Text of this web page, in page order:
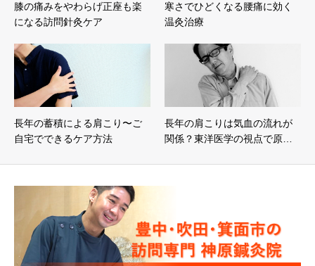
膝の痛みをやわらげ正座も楽
になる訪問針灸ケア
寒さでひどくなる腰痛に効く
温灸治療
長年の蓄積による肩こり〜ご
自宅でできるケア方法
長年の肩こりは気血の流れが
関係？東洋医学の視点で原…